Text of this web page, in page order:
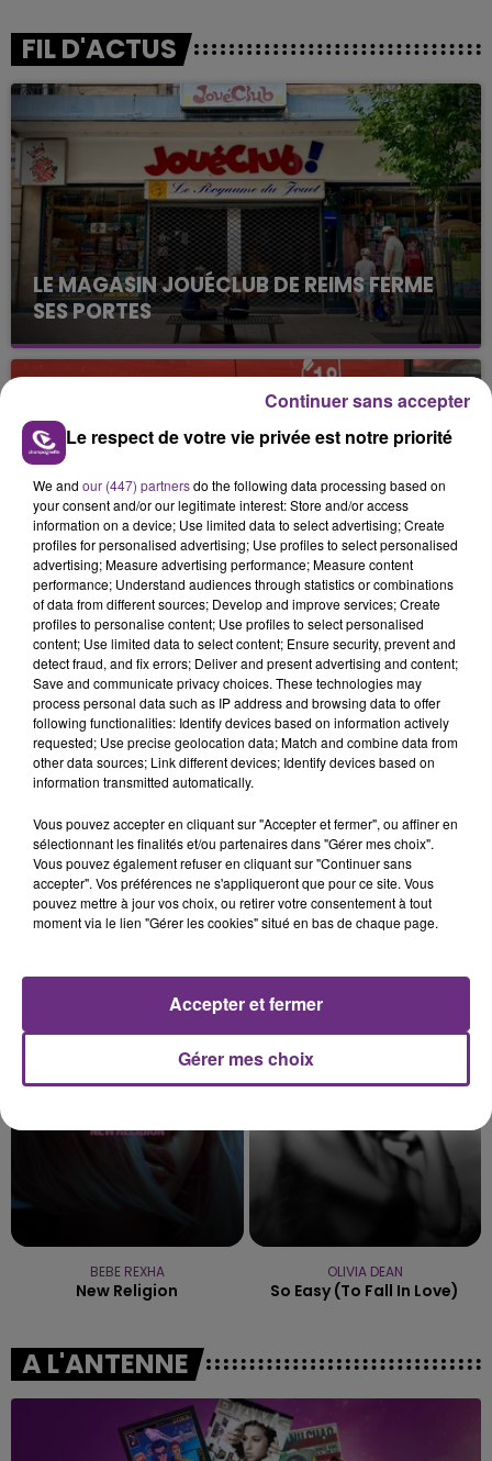
FIL D'ACTUS
LE MAGASIN JOUÉCLUB DE REIMS FERME
SES PORTES
C'était l'une des institutions du centre-ville
rémois. Le magasin JouéClub est contraint de
UNE JEUNE AUTOMOBILISTE GRIÈVEMENT
BLESSÉE
Une automobiliste s'est retrouvée piégée dans
son véhicule après une collision avec un poids
lourd. Très grièvement blessée, la jeune femme
de 20 ans a été...
TITRES DIFFUSÉS
11h30
11h30
AMBRE
J'me Demande
11h26
11h26
NO DOUBT
BEBE REXHA
New Religion
OLIVIA DEAN
So Easy (to Fall In Love)
A L'ANTENNE
Le respect de votre vie privée est notre priorité
We and our (447) partnersdo the following data processing based on
your consent and/or our legitimate interest: Store and/or access
information on a device; Use limited data to select advertising; Create
profiles for personalised advertising; Use profiles to select personalised
advertising; Measure advertising performance; Measure content
performance; Understand audiences through statistics or combinations
of data from different sources; Develop and improve services; Create
profiles to personalise content; Use profiles to select personalised
content; Use limited data to select content; Ensure security, prevent and
detect fraud, and fix errors; Deliver and present advertising and content;
Save and communicate privacy choices. These technologies may
process personal data such as IP address and browsing data to offer
following functionalities: Identify devices based on information actively
requested; Use precise geolocation data; Match and combine data from
other data sources; Link different devices; Identify devices based on
information transmitted automatically.
Vous pouvez accepter en cliquant sur "Accepter et fermer", ou affiner en
sélectionnant les finalités et/ou partenaires dans "Gérer mes choix".
Vous pouvez également refuser en cliquant sur "Continuer sans
accepter". Vos préférences ne s'appliqueront que pour ce site. Vous
pouvez mettre à jour vos choix, ou retirer votre consentement à tout
moment via le lien "Gérer les cookies" situé en bas de chaque page.
Gérer mes choix
Accepter et fermer
Continuer sans accepter